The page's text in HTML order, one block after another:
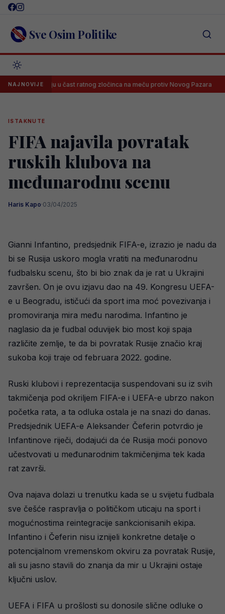
Skip
content Sve Osim Politike
NAJNOVIJEu čast ratnog zločinca na meču protiv Novog Pazara
ISTAKNUTE
FIFA najavila povratak
ruskih klubova na
međunarodnu scenu
Haris Kapo·03/04/2025
Gianni Infantino, predsjednik FIFA-e, izrazio je nadu da
bi se Rusija uskoro mogla vratiti na međunarodnu
fudbalsku scenu, što bi bio znak da je rat u Ukrajini
završen. On je ovu izjavu dao na 49. Kongresu UEFA-
e u Beogradu, ističući da sport ima moć povezivanja i
promoviranja mira među narodima. Infantino je
naglasio da je fudbal oduvijek bio most koji spaja
različite zemlje, te da bi povratak Rusije značio kraj
sukoba koji traje od februara 2022. godine.
Ruski klubovi i reprezentacija suspendovani su iz svih
takmičenja pod okriljem FIFA-e i UEFA-e ubrzo nakon
početka rata, a ta odluka ostala je na snazi do danas.
Predsjednik UEFA-e Aleksander Čeferin potvrdio je
Infantinove riječi, dodajući da će Rusija moći ponovo
učestvovati u međunarodnim takmičenjima tek kada
rat završi.
Ova najava dolazi u trenutku kada se u svijetu fudbala
sve češće raspravlja o političkom uticaju na sport i
mogućnostima reintegracije sankcionisanih ekipa.
Infantino i Čeferin nisu iznijeli konkretne detalje o
potencijalnom vremenskom okviru za povratak Rusije,
ali su jasno stavili do znanja da mir u Ukrajini ostaje
ključni uslov.
UEFA i FIFA u prošlosti su donosile slične odluke o